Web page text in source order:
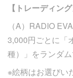
【トレーディン
（A）RADIO
3,000円ごとに「
種）」をランダ
※絵柄はお選びい